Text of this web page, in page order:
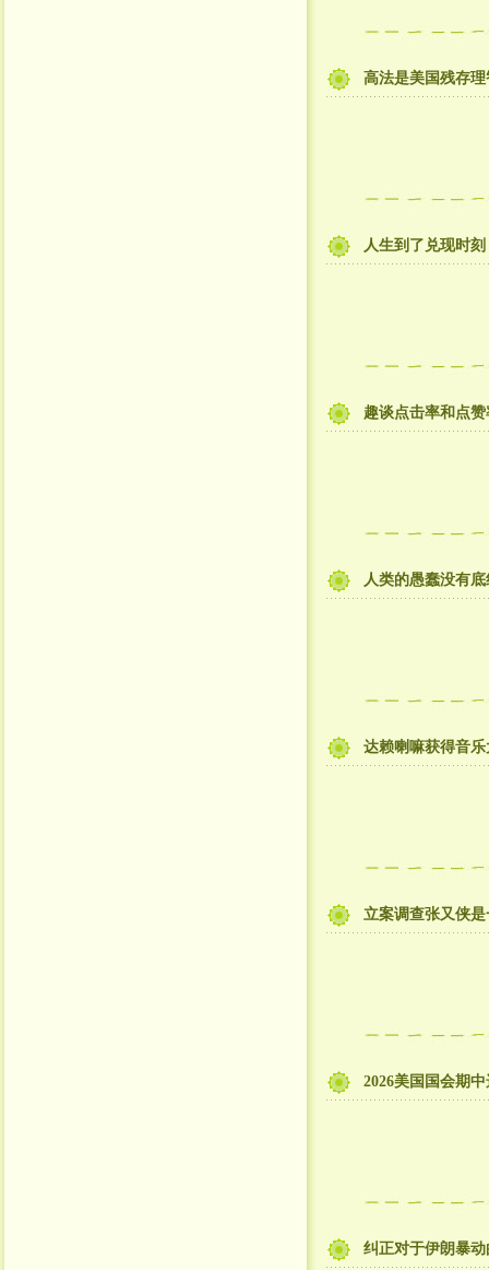
高法是美国残存
人生到了兑现时刻
趣谈点击率和点赞
人类的愚蠢没有底
达赖喇嘛获得音
立案调查张又侠
2026美国国会期
纠正对于伊朗暴